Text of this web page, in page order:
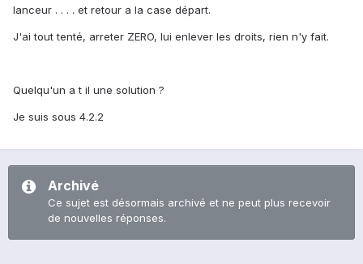
lanceur . . . . et retour a la case départ.
J'ai tout tenté, arreter ZERO, lui enlever les droits, rien n'y fait.
Quelqu'un a t il une solution ?
Je suis sous 4.2.2
Archivé
Ce sujet est désormais archivé et ne peut plus recevoir
de nouvelles réponses.